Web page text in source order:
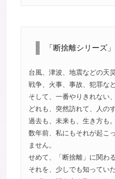
「断捨離シリーズ
台風、津波、地震などの天災
戦争、火事、事故、犯罪な
そして、一番やりきれない
どれも、突然訪れて、人の
過去も、未来も、生き方も。
数年前、私にもそれが起こ
ません。
せめて、「断捨離」に関わ
それを、少しでも知ってい